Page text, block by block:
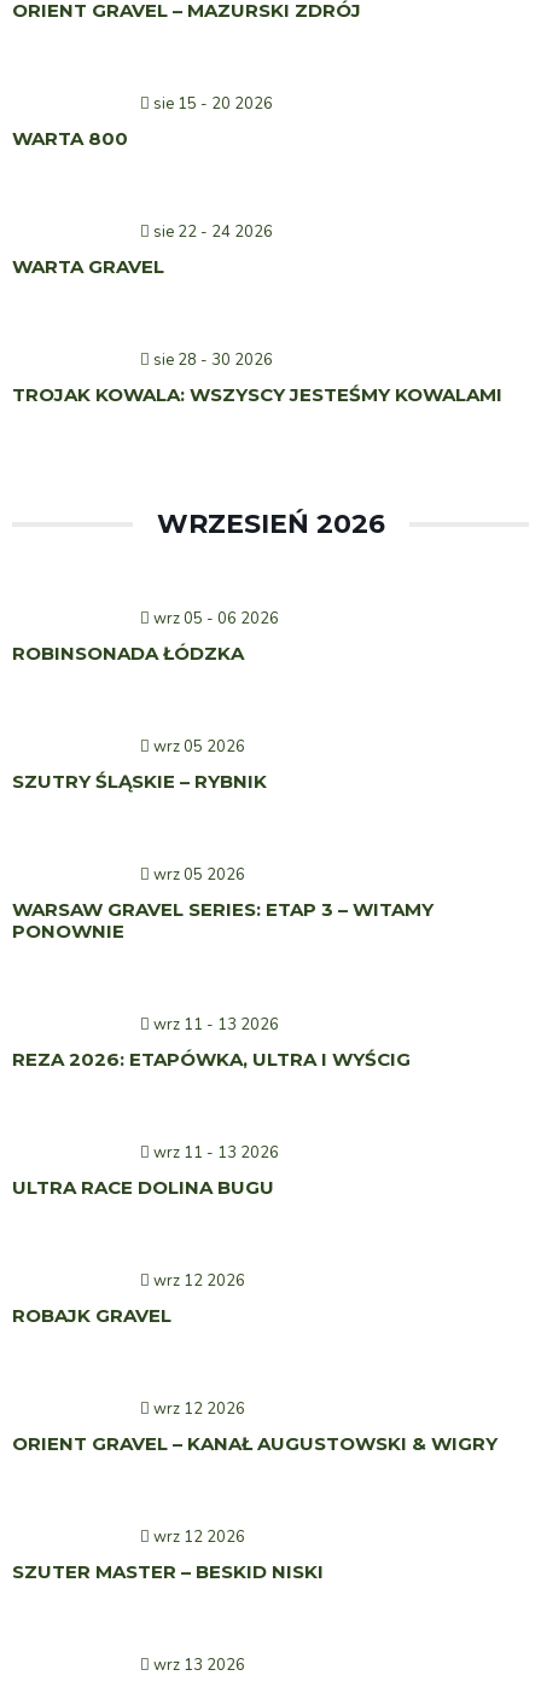
ORIENT GRAVEL – MAZURSKI ZDRÓJ
sie 15 - 20 2026
WARTA 800
sie 22 - 24 2026
WARTA GRAVEL
sie 28 - 30 2026
TROJAK KOWALA: WSZYSCY JESTEŚMY KOWALAMI
WRZESIEŃ 2026
wrz 05 - 06 2026
ROBINSONADA ŁÓDZKA
wrz 05 2026
SZUTRY ŚLĄSKIE – RYBNIK
wrz 05 2026
WARSAW GRAVEL SERIES: ETAP 3 – WITAMY
PONOWNIE
wrz 11 - 13 2026
REZA 2026: ETAPÓWKA, ULTRA I WYŚCIG
wrz 11 - 13 2026
ULTRA RACE DOLINA BUGU
wrz 12 2026
ROBAJK GRAVEL
wrz 12 2026
ORIENT GRAVEL – KANAŁ AUGUSTOWSKI & WIGRY
wrz 12 2026
SZUTER MASTER – BESKID NISKI
wrz 13 2026